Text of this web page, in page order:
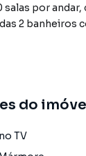
salas por
2 banheiros
sujeito à
procurava ou
do
TV